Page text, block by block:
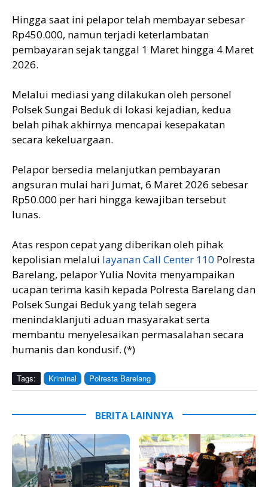
Hingga saat ini pelapor telah membayar sebesar
Rp450.000, namun terjadi keterlambatan
pembayaran sejak tanggal 1 Maret hingga 4 Maret
2026.
Melalui mediasi yang dilakukan oleh personel
Polsek Sungai Beduk di lokasi kejadian, kedua
belah pihak akhirnya mencapai kesepakatan
secara kekeluargaan.
Pelapor bersedia melanjutkan pembayaran
angsuran mulai hari Jumat, 6 Maret 2026 sebesar
Rp50.000 per hari hingga kewajiban tersebut
lunas.
Atas respon cepat yang diberikan oleh pihak
kepolisian melalui layanan Call Center 110 Polresta
Barelang, pelapor Yulia Novita menyampaikan
ucapan terima kasih kepada Polresta Barelang dan
Polsek Sungai Beduk yang telah segera
menindaklanjuti aduan masyarakat serta
membantu menyelesaikan permasalahan secara
humanis dan kondusif. (*)
Tags: Kriminal Polresta Barelang
BERITA LAINNYA